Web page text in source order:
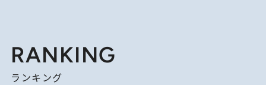
RANKING
ランキング